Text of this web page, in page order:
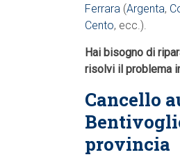
Ferrara (Argenta,
Cento, ecc.).
Hai bisogno di
risolvi il problema
Cancello
provincia